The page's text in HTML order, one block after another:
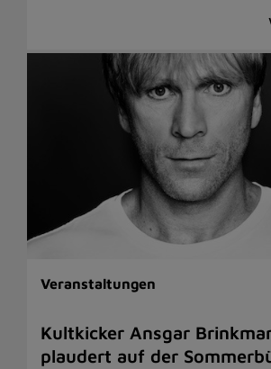
Veranstaltungen
Kultkicker Ansgar
plaudert auf der